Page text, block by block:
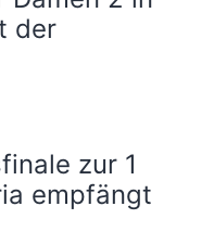
der
zur 1
empfängt